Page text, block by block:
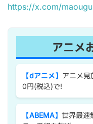
https://x.com/
アニメ
【dアニメ】 アニメ
0円(税込)で!
【ABEMA】 世界最速